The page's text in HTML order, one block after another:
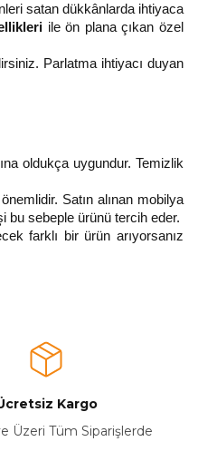
satan dükkânlarda ihtiyaca
ile ön plana çıkan özel
Parlatma ihtiyacı duyan
oldukça uygundur. Temizlik
Satın alınan mobilya
bu sebeple ürünü tercih eder.
farklı bir ürün arıyorsanız
Kargo
Üzeri Tüm Siparişlerde